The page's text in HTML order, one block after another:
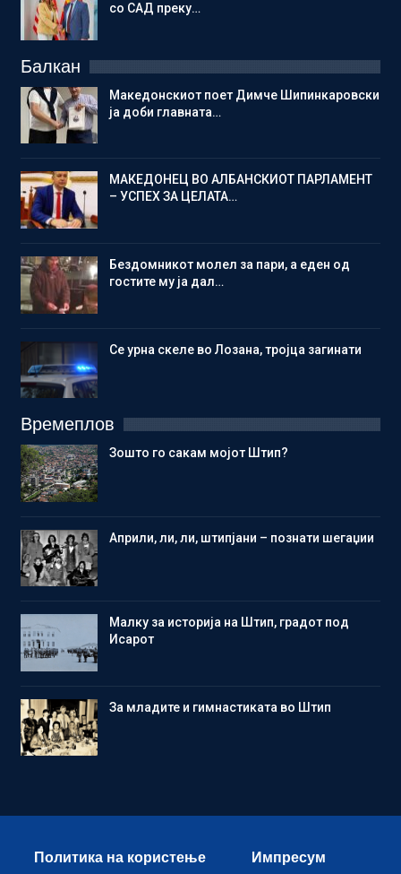
со САД преку…
Балкан
Македонскиот поет Димче Шипинкаровски
ја доби главната…
МАКЕДОНЕЦ ВО АЛБАНСКИОТ ПАРЛАМЕНТ
– УСПЕХ ЗА ЦЕЛАТА…
Бездомникот молел за пари, а еден од
гостите му ја дал…
Се урна скеле во Лозана, тројца загинати
Времеплов
Зошто го сакам мојот Штип?
Aприли, ли, ли, штипјани – познати шегаџии
Малку за историја на Штип, градот под
Исарот
Зa младите и гимнастиката во Штип
Политика на користење Импресум